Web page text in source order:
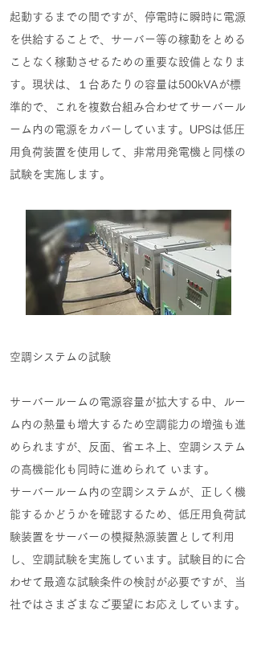
起動するまでの間ですが、停電時に瞬時に電源
を供給することで、サーバー等の稼動をとめる
ことなく稼動させるための重要な設備となりま
す。現状は、１台あたりの容量は500kVAが標
準的で、これを複数台組み合わせてサーバール
ーム内の電源をカバーしています。UPSは低圧
用負荷装置を使用して、非常用発電機と同様の
試験を実施します。
空調システムの試験
サーバールームの電源容量が拡大する中、ルー
ム内の熱量も増大するため空調能力の増強も進
められますが、反面、省エネ上、空調システム
の高機能化も同時に進められて います。
サーバールーム内の空調システムが、正しく機
能するかどうかを確認するため、低圧用負荷試
験装置をサーバーの模擬熱源装置として利用
し、空調試験を実施しています。試験目的に合
わせて最適な試験条件の検討が必要ですが、当
社ではさまざまなご要望にお応えしています。